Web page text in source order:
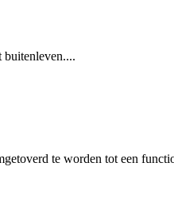
buitenleven....
te worden tot een